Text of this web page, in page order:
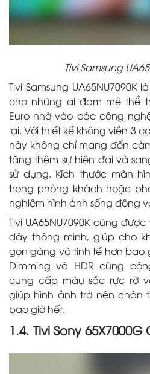
Tivi Samsung
Tivi Samsung
cho những ai đam mê thể
Euro nhờ vào các công
lại. Với thiết kế không viền 3
này không chỉ mang đến
tăng thêm sự hiện đại và
sử dụng. Kích thước màn
trong phòng khách hoặc
nghiệm hình ảnh sống động
Tivi UA65NU7090K cũng
dây thông minh, giúp cho
gọn gàng và tinh tế hơn bao
Dimming và HDR cùng
cung cấp màu sắc rực rỡ
giúp hình ảnh trở nên chân
bao giờ hết.
1.4. Tivi Sony 65X7000G